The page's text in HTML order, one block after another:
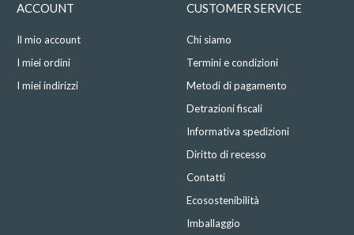
ACCOUNT
Il mio account
I miei ordini
I miei indirizzi
CUSTOMER SERVICE
Chi siamo
Termini e condizioni
Metodi di pagamento
Detrazioni fiscali
Informativa spedizioni
Diritto di recesso
Contatti
Ecosostenibilità
Imballaggio